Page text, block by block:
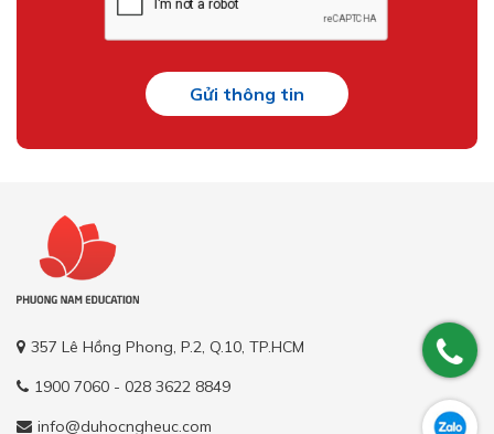
Gửi thông tin
357 Lê Hồng Phong, P.2, Q.10, TP.HCM
1900 7060 - 028 3622 8849
info@duhocngheuc.com